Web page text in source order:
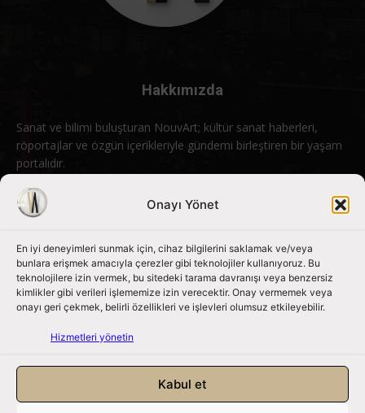
Onayı Yönet
En iyi deneyimleri sunmak için, cihaz bilgilerini saklamak ve/veya
bunlara erişmek amacıyla çerezler gibi teknolojiler kullanıyoruz. Bu
teknolojilere izin vermek, bu sitedeki tarama davranışı veya benzersiz
kimlikler gibi verileri işlememize izin verecektir. Onay vermemek veya
onayı geri çekmek, belirli özellikleri ve işlevleri olumsuz etkileyebilir.
Hizmetleri yönetin
Kabul et
Hakkımızda
Sanat ve bilimi buluşturan NouvArt; kültür sanat haberleri,
röportajlar ve özgün içerikleriyle gündemi birleştiren bir yaşam
portalıdır.
Bizimle iletişime geçin: info@nouvart.net
Bizi Takip Edin